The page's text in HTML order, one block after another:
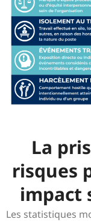
La
risques
impact
Les statistiques